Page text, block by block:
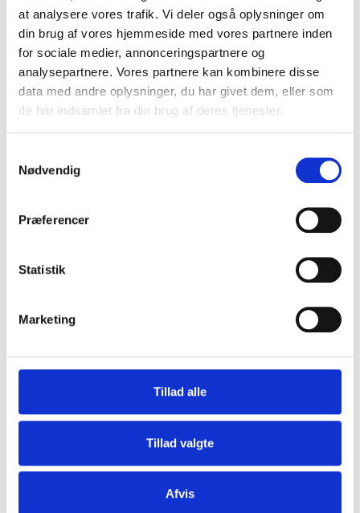
at analysere vores trafik. Vi deler også oplysninger om
din brug af vores hjemmeside med vores partnere inden
for sociale medier, annonceringspartnere og
analysepartnere. Vores partnere kan kombinere disse
data med andre oplysninger, du har givet dem, eller som
de har indsamlet fra din brug af deres tjenester.
Nødvendig
Præferencer
Statistik
Marketing
Tillad alle
Tillad valgte
Afvis
Husqvarna Z448 zero-turn
Cylindervolumen
Cylindere
Motorproducent
Luftfilter type
Dobbelt element
Fås som tilbehør
Knive
3 stk.
Ja
Type klippebord
3,57 mm svejst
System til løft klippeudstyret